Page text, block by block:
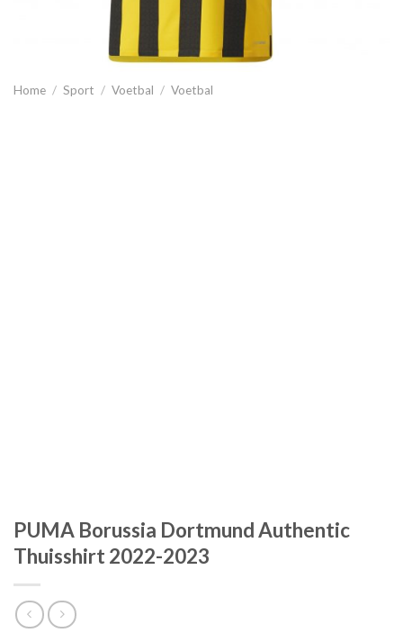
Home / Sport / Voetbal / Voetbal
PUMA Borussia Dortmund Authentic
Thuisshirt 2022-2023